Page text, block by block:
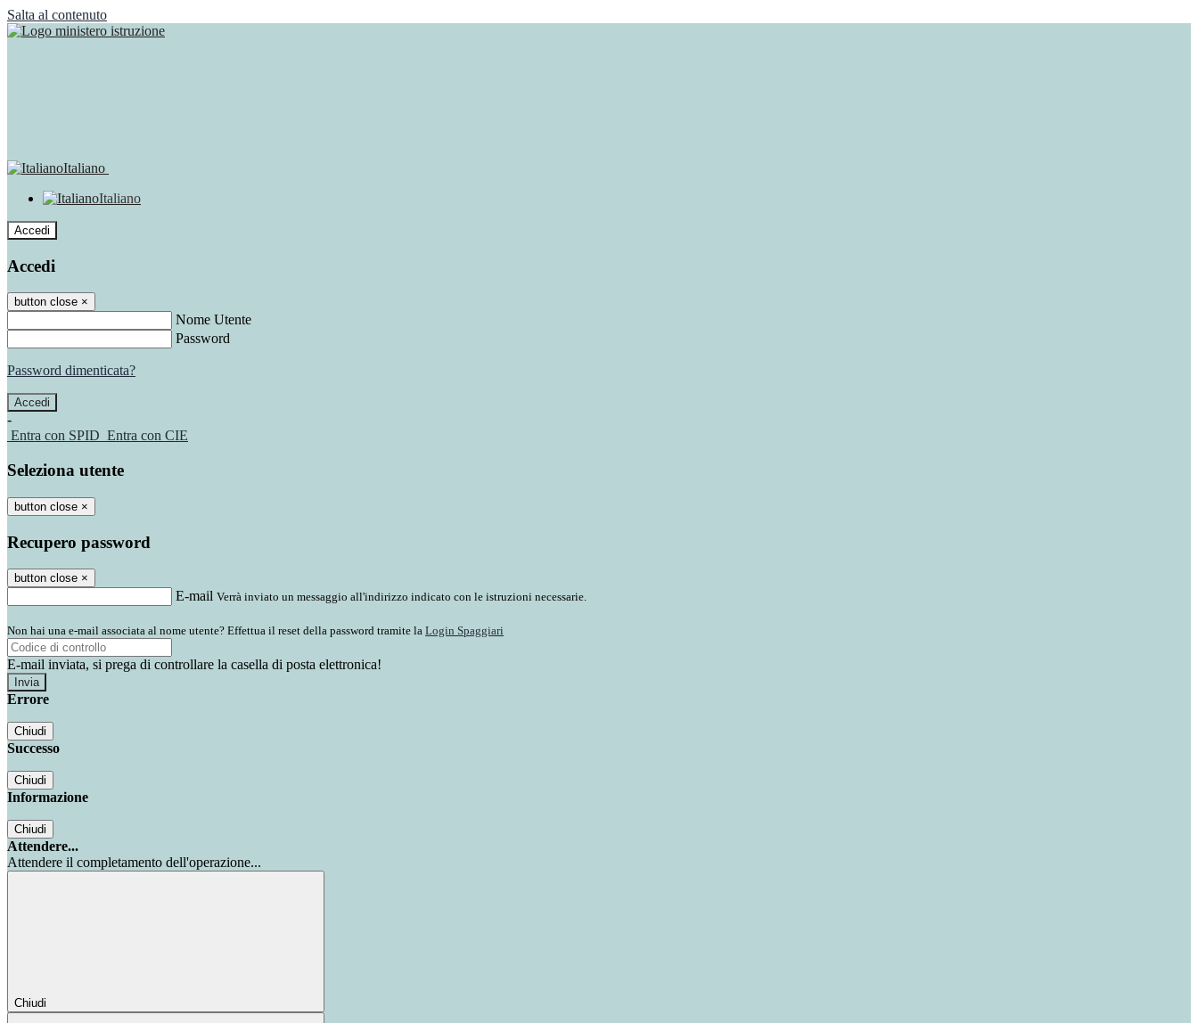
Salta al contenuto
Italiano
Italiano
Accedi
Accedi
button close ×
Nome Utente
Password
Password dimenticata?
-
Entra con SPID Entra con CIE
Seleziona utente
button close ×
Recupero password
button close ×
E-mail Verrà inviato un messaggio all'indirizzo indicato con le istruzioni necessarie.
Non hai una e-mail associata al nome utente? Effettua il reset della password tramite la Login Spaggiari
E-mail inviata, si prega di controllare la casella di posta elettronica!
Errore
Chiudi
Successo
Chiudi
Informazione
Chiudi
Attendere...
Attendere il completamento dell'operazione...
Chiudi